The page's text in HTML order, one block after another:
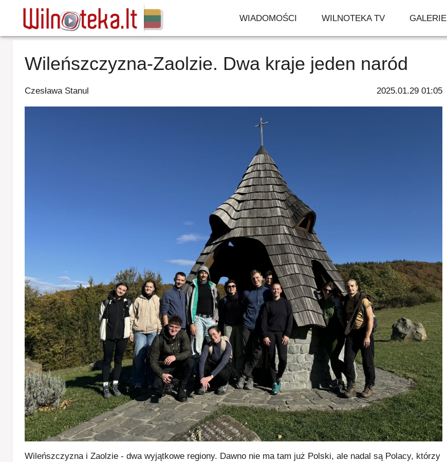
WIADOMOŚCI WILNOTEKA TV GALERIE
Wileńszczyzna-Zaolzie. Dwa kraje jeden naród
Czesława Stanul 2025.01.29 01:05
Wileńszczyzna i Zaolzie - dwa wyjątkowe regiony. Dawno nie ma tam już Polski, ale nadal są Polacy, którzy